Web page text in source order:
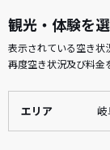
観光・体験を
表示されている空き状
再度空き状況及び料金
エリア 岐